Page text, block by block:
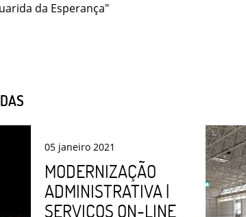
da Esperança"
05 janeiro 2021
MODERNIZAÇÃO
ADMINISTRATIVA |
SERVIÇOS ON-LINE